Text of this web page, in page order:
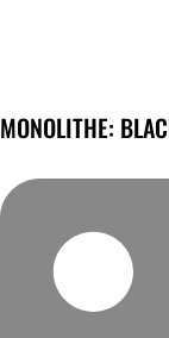
MONOLITHE: